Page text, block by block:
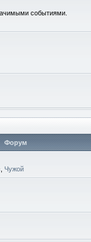
событиями.
Форум
Чужой